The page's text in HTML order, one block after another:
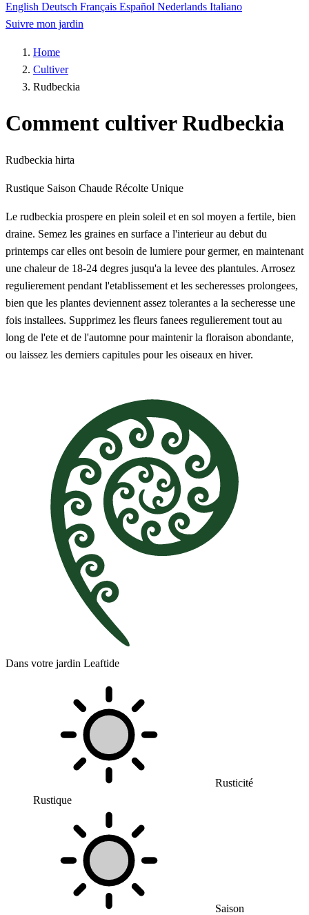
English Deutsch Français Español Nederlands Italiano
Suivre mon jardin
Home
Cultiver
Rudbeckia
Comment cultiver Rudbeckia
Rudbeckia hirta
Rustique Saison Chaude Récolte Unique
Le rudbeckia prospere en plein soleil et en sol moyen a fertile, bien
draine. Semez les graines en surface a l'interieur au debut du
printemps car elles ont besoin de lumiere pour germer, en maintenant
une chaleur de 18-24 degres jusqu'a la levee des plantules. Arrosez
regulierement pendant l'etablissement et les secheresses prolongees,
bien que les plantes deviennent assez tolerantes a la secheresse une
fois installees. Supprimez les fleurs fanees regulierement tout au
long de l'ete et de l'automne pour maintenir la floraison abondante,
ou laissez les derniers capitules pour les oiseaux en hiver.
Dans votre jardin Leaftide
Rusticité
Rustique
Saison